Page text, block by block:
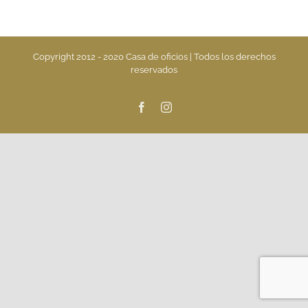
Copyright 2012 - 2020 Casa de oficios | Todos los derechos
reservados
FacebookInstagram